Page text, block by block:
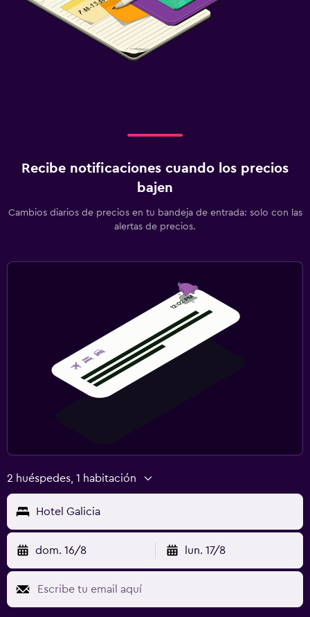
Recibe notificaciones cuando los precios
bajen
Cambios diarios de precios en tu bandeja de entrada: solo con las
alertas de precios.
2 huéspedes, 1 habitación
Hotel Galicia
dom. 16/8 lun. 17/8